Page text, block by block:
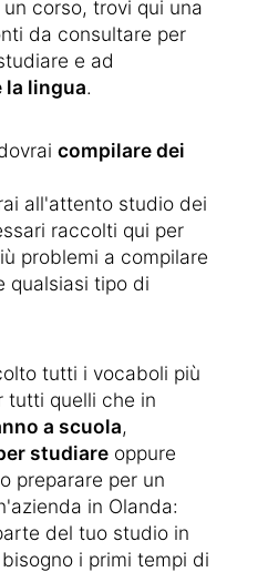
corso, trovi qui una
da consultare per
e ad
lingua.
compilare dei
all'attento studio dei
raccolti qui per
problemi a compilare
qualsiasi tipo di
tutti i vocaboli più
tutti quelli che in
a scuola,
studiare oppure
preparare per un
in Olanda:
del tuo studio in
i primi tempi di